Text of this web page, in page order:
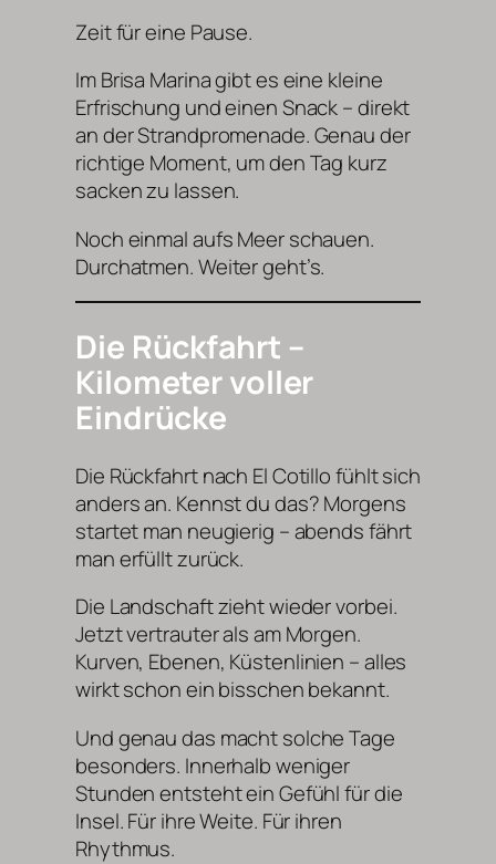
Zeit für eine Pause.
Im Brisa Marina gibt es eine kleine
Erfrischung und einen Snack – direkt
an der Strandpromenade. Genau der
richtige Moment, um den Tag kurz
sacken zu lassen.
Noch einmal aufs Meer schauen.
Durchatmen. Weiter geht’s.
Die Rückfahrt –
Kilometer voller
Eindrücke
Die Rückfahrt nach El Cotillo fühlt sich
anders an. Kennst du das? Morgens
startet man neugierig – abends fährt
man erfüllt zurück.
Die Landschaft zieht wieder vorbei.
Jetzt vertrauter als am Morgen.
Kurven, Ebenen, Küstenlinien – alles
wirkt schon ein bisschen bekannt.
Und genau das macht solche Tage
besonders. Innerhalb weniger
Stunden entsteht ein Gefühl für die
Insel. Für ihre Weite. Für ihren
Rhythmus.